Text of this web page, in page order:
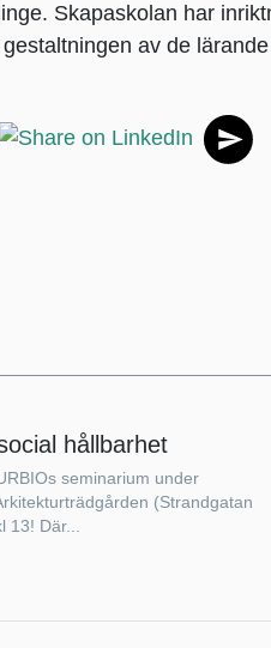
Skapaskolan har
av de
hållbarhet
seminarium under
(Strandgatan
Där...